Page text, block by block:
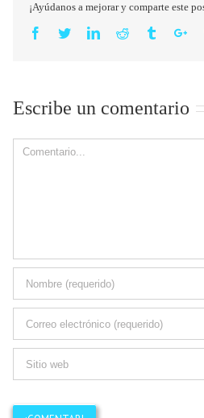
¡Ayúdanos a mejorar y comparte este
Facebook
TwitterLinkedinReddit Tumblr
Escribe un comentario
Comment